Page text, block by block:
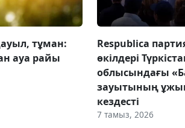
тұман:
ауа райы
Respublica
өкілдері
облысындағы
зауытының
кездесті
7 тамыз, 2026